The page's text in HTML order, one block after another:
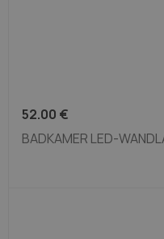
52.00 €
BADKAMER LED-